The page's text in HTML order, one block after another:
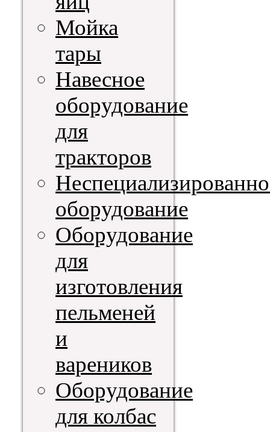
Мойка
тары
Навесное
оборудование
для
тракторов
оборудование
Оборудование
для
изготовления
пельменей
и
вареников
Оборудование
для колбас